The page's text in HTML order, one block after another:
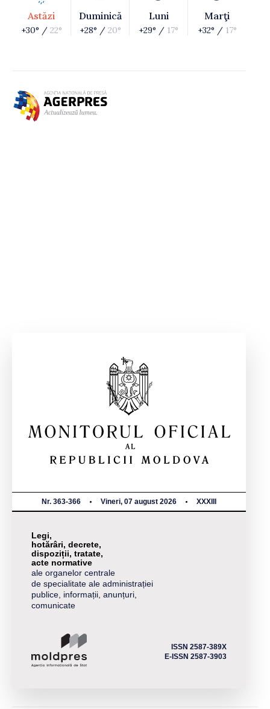
Astăzi
+30° / 22°
Duminică
+28° / 20°
Luni
+29° / 17°
Marţi
+32° / 17°
Nr. 363-366 Vineri, 07 august 2026 XXXIII
Legi,
hotărâri, decrete,
dispoziții, tratate,
acte normative
ale organelor centrale
de specialitate ale administrației
publice, informații, anunțuri,
comunicate
ISSN 2587-389X
E-ISSN 2587-3903